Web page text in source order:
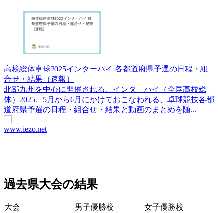
高校総体卓球2025インターハイ 各都道府県予選の日程・組
合せ・結果（速報）
北部九州を中心に開催される、インターハイ（全国高校総
体）2025。5月から6月にかけておこなわれる、卓球競技各都
道府県予選の日程・組合せ・結果と動画のまとめを随...
www.iezo.net
過去県大会の結果
大会 男子優勝校
女子優勝校